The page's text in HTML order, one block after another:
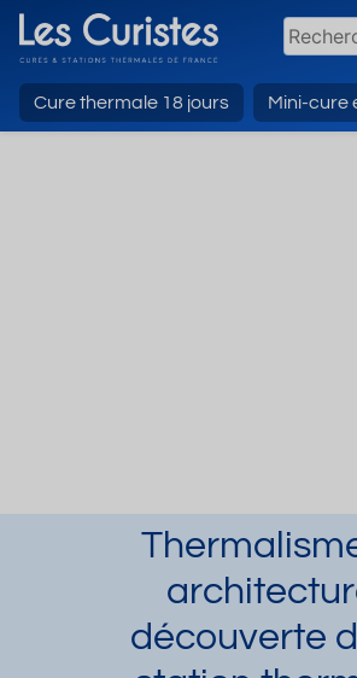
Cure thermale 18 jours Mini-cure
découverte